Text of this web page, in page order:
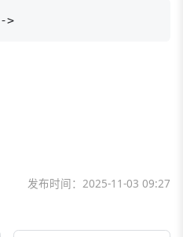
>
发布时间： 2025-11-03 09:27